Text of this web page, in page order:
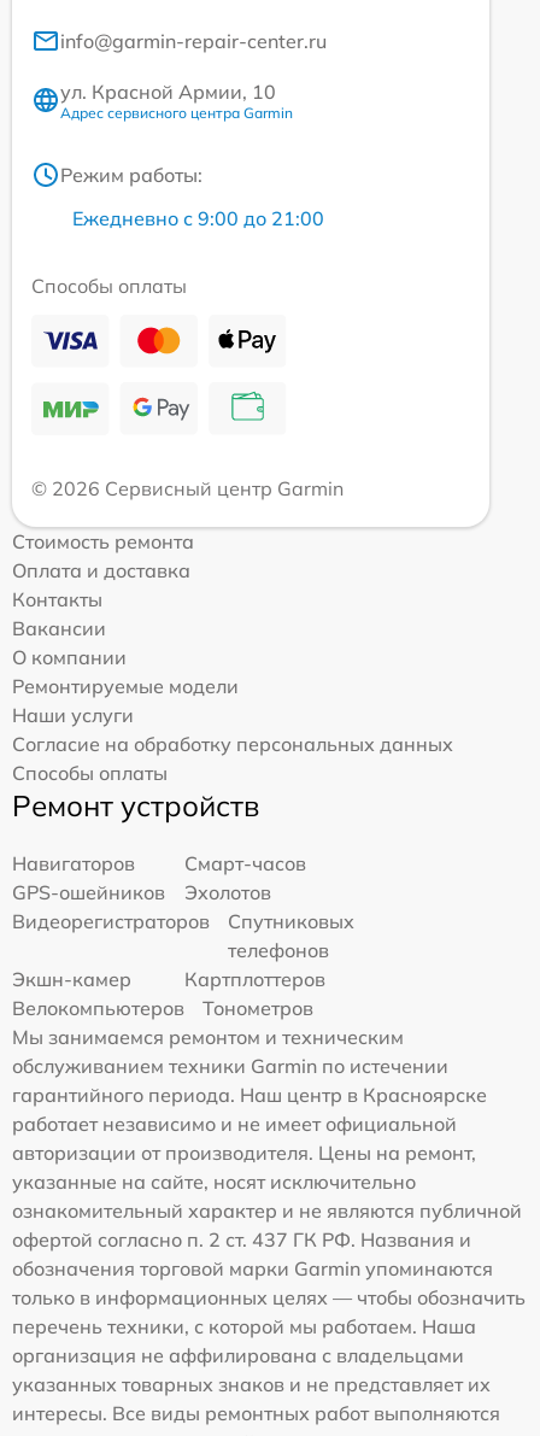
info@garmin-repair-center.ru
ул. Красной Армии, 10
Адрес сервисного центра Garmin
Режим работы:
Ежедневно с 9:00 до 21:00
Способы оплаты
© 2026 Сервисный центр Garmin
Стоимость ремонта
Оплата и доставка
Контакты
Вакансии
О компании
Ремонтируемые модели
Наши услуги
Согласие на обработку персональных данных
Способы оплаты
Ремонт устройств
Навигаторов
Смарт-часов
GPS-ошейников
Эхолотов
Видеорегистраторов
Спутниковых
телефонов
Экшн-камер
Картплоттеров
Велокомпьютеров
Тонометров
Мы занимаемся ремонтом и техническим
обслуживанием техники Garmin по истечении
гарантийного периода. Наш центр в Красноярске
работает независимо и не имеет официальной
авторизации от производителя. Цены на ремонт,
указанные на сайте, носят исключительно
ознакомительный характер и не являются публичной
офертой согласно п. 2 ст. 437 ГК РФ. Названия и
обозначения торговой марки Garmin упоминаются
только в информационных целях — чтобы обозначить
перечень техники, с которой мы работаем. Наша
организация не аффилирована с владельцами
указанных товарных знаков и не представляет их
интересы. Все виды ремонтных работ выполняются